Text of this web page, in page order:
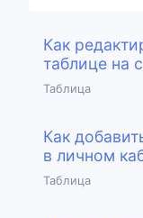
Как
таблице на
Таблица
Как
в личном
Таблица